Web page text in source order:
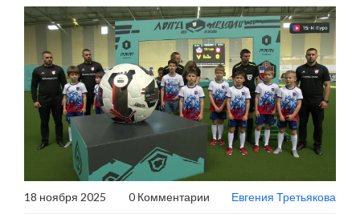
18 ноября 2025 0 Комментарии Евгения Третьякова